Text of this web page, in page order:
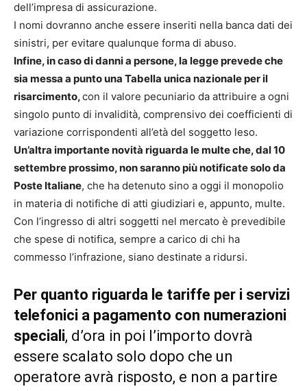
dell’impresa di assicurazione.
I nomi dovranno anche essere inseriti nella banca dati dei
sinistri, per evitare qualunque forma di abuso.
Infine, in caso di danni a persone, la legge prevede che
sia messa a punto una Tabella unica nazionale per il
risarcimento,con il valore pecuniario da attribuire a ogni
singolo punto di invalidità, comprensivo dei coefficienti di
variazione corrispondenti all’età del soggetto leso.
Un’altra importante novità riguarda le multe che, dal 10
settembre prossimo, non saranno più notificate solo da
Poste Italiane, che ha detenuto sino a oggi il monopolio
in materia di notifiche di atti giudiziari e, appunto, multe.
Con l’ingresso di altri soggetti nel mercato è prevedibile
che spese di notifica, sempre a carico di chi ha
commesso l’infrazione, siano destinate a ridursi.
Per quanto riguarda le tariffe per i servizi
telefonici a pagamento con numerazioni
speciali, d’ora in poi l’importo dovrà
essere scalato solo dopo che un
operatore avrà risposto, e non a partire